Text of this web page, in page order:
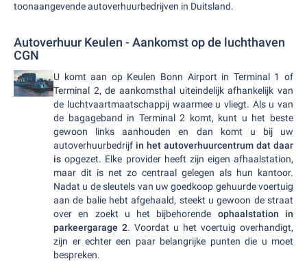
toonaangevende autoverhuurbedrijven in Duitsland.
Autoverhuur Keulen - Aankomst op de luchthaven
CGN
U komt aan op Keulen Bonn Airport in Terminal 1 of
Terminal 2, de aankomsthal uiteindelijk afhankelijk van
de luchtvaartmaatschappij waarmee u vliegt. Als u van
de bagageband in Terminal 2 komt, kunt u het beste
gewoon links aanhouden en dan komt u bij uw
autoverhuurbedrijf in het autoverhuurcentrum dat daar
is opgezet. Elke provider heeft zijn eigen afhaalstation,
maar dit is net zo centraal gelegen als hun kantoor.
Nadat u de sleutels van uw goedkoop gehuurde voertuig
aan de balie hebt afgehaald, steekt u gewoon de straat
over en zoekt u het bijbehorende ophaalstation in
parkeergarage 2. Voordat u het voertuig overhandigt,
zijn er echter een paar belangrijke punten die u moet
bespreken.